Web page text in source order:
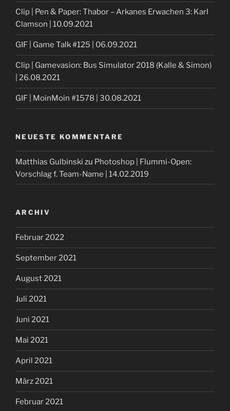
Clip | Pen & Paper: Thabor – Arkanes Erwachen 3: Karl
Clamson | 10.09.2021
GIF | Game Talk #125 | 06.09.2021
Clip | Gamevasion: Bus Simulator 2018 (Kalle & Simon)
| 26.08.2021
GIF | MoinMoin #1578 | 30.08.2021
NEUESTE KOMMENTARE
Matthias Gulbinski zu Photoshop | Flummi-Open:
Vorschlag f. Team-Name | 14.02.2019
ARCHIV
Februar 2022
September 2021
August 2021
Juli 2021
Juni 2021
Mai 2021
April 2021
März 2021
Februar 2021